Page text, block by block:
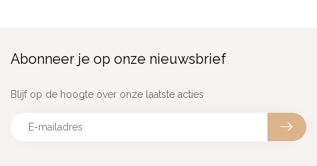
Abonneer je op onze nieuwsbrief
Blijf op de hoogte over onze laatste acties